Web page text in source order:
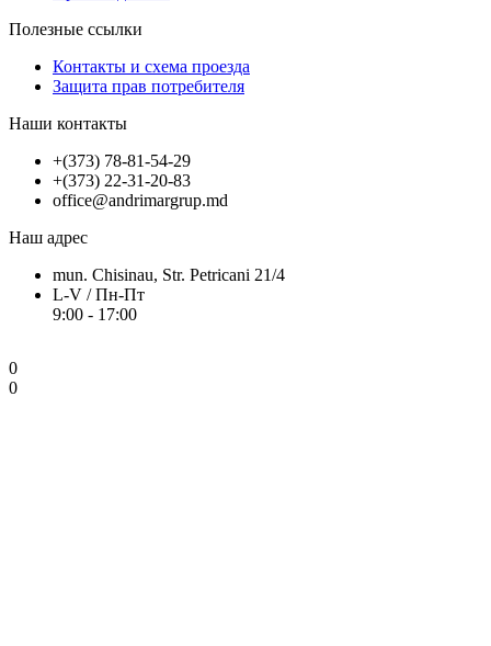
Полезные ссылки
Контакты и схема проезда
Защита прав потребителя
Наши контакты
+(373) 78-81-54-29
+(373) 22-31-20-83
office@andrimargrup.md
Наш адрес
mun. Chisinau, Str. Petricani 21/4
L-V / Пн-Пт
9:00 - 17:00
0
0